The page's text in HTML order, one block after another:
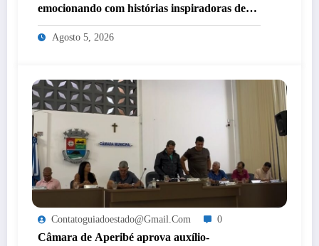
emocionando com histórias inspiradoras de
mulheres de Itaperuna
Agosto 5, 2026
Contatoguiadoestado@gmail.com 0
Câmara de Aperibé aprova auxílio-